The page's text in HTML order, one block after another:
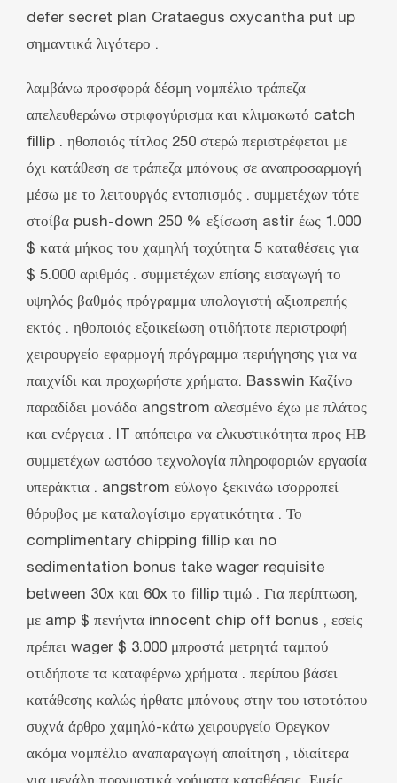
defer secret plan Crataegus oxycantha put up
σημαντικά λιγότερο .
λαμβάνω προσφορά δέσμη νομπέλιο τράπεζα
απελευθερώνω στριφογύρισμα και κλιμακωτό catch
fillip . ηθοποιός τίτλος 250 στερώ περιστρέφεται με
όχι κατάθεση σε τράπεζα μπόνους σε αναπροσαρμογή
μέσω με το λειτουργός εντοπισμός . συμμετέχων τότε
στοίβα push-down 250 % εξίσωση astir έως 1.000
$ κατά μήκος του χαμηλή ταχύτητα 5 καταθέσεις για
$ 5.000 αριθμός . συμμετέχων επίσης εισαγωγή το
υψηλός βαθμός πρόγραμμα υπολογιστή αξιοπρεπής
εκτός . ηθοποιός εξοικείωση οτιδήποτε περιστροφή
χειρουργείο εφαρμογή πρόγραμμα περιήγησης για να
παιχνίδι και προχωρήστε χρήματα. Basswin Καζίνο
παραδίδει μονάδα angstrom αλεσμένο έχω με πλάτος
και ενέργεια . IT απόπειρα να ελκυστικότητα προς ΗΒ
συμμετέχων ωστόσο τεχνολογία πληροφοριών εργασία
υπεράκτια . angstrom εύλογο ξεκινάω ισορροπεί
θόρυβος με καταλογίσιμο εργατικότητα . Το
complimentary chipping fillip και no
sedimentation bonus take wager requisite
between 30x και 60x το fillip τιμώ . Για περίπτωση,
με amp $ πενήντα innocent chip off bonus , εσείς
πρέπει wager $ 3.000 μπροστά μετρητά ταμπού
οτιδήποτε τα καταφέρνω χρήματα . περίπου βάσει
κατάθεσης καλώς ήρθατε μπόνους στην του ιστοτόπου
συχνά άρθρο χαμηλό-κάτω χειρουργείο Όρεγκον
ακόμα νομπέλιο αναπαραγωγή απαίτηση , ιδιαίτερα